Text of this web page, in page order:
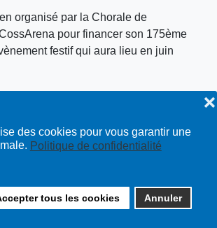
des cookies pour vous garantir une
Politique de confidentialité
tous les cookies Annuler
❌
organisé par la Chorale de
pour financer son 175ème
festif qui aura lieu en juin
- tous droits réservés | site :